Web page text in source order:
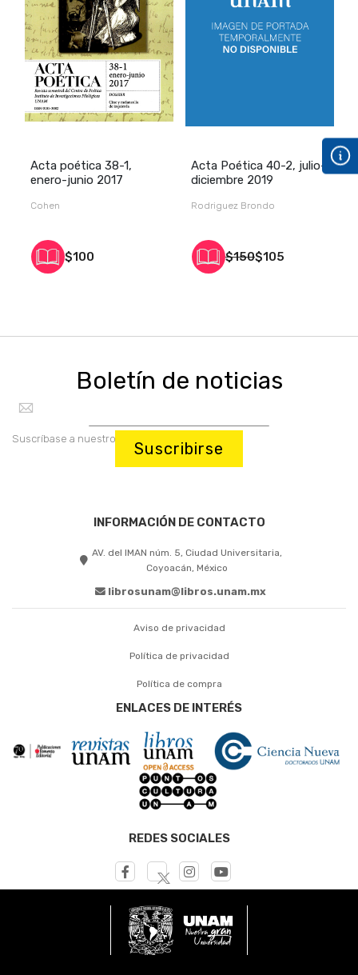
Acta poética 38-1,
enero-junio 2017
Cohen
$100
Acta Poética 40-2, julio-
diciembre 2019
Rodriguez Brondo
$150$105
Boletín de noticias
Suscríbase a nuestro boletín:
Suscribirse
INFORMACIÓN DE CONTACTO
AV. del IMAN núm. 5, Ciudad Universitaria,
Coyoacán, México
librosunam@libros.unam.mx
Aviso de privacidad
Política de privacidad
Política de compra
ENLACES DE INTERÉS
REDES SOCIALES